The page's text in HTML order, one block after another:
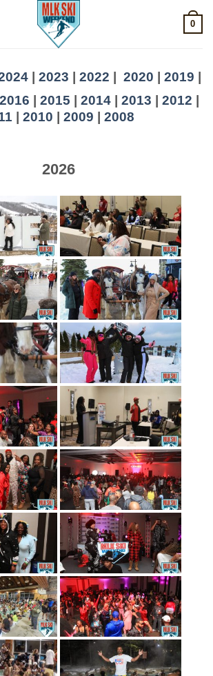
0
| 2023 2022 2020 2019
2016 | 2015 | 2014 | 2013 | 2012 |
| 2010 | 2009 | 2008
2026